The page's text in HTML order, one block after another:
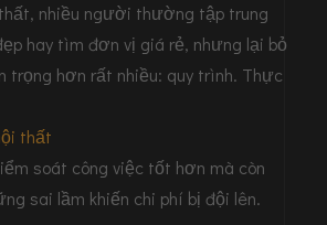
nhiều người thường tập trung
hay tìm đơn vị giá rẻ, nhưng lại bỏ
trọng hơn rất nhiều: quy trình. Thực
thất
soát công việc tốt hơn mà còn
sai lầm khiến chi phí bị đội lên.